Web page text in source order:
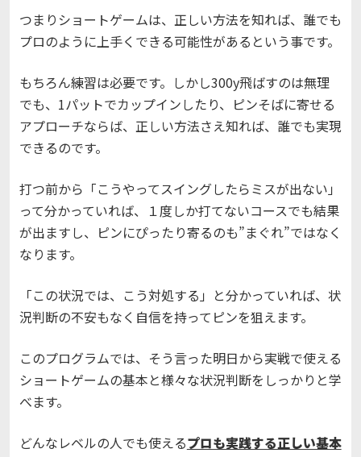
つまりショートゲームは、正しい方法を知れば、誰でも
プロのように上手くできる可能性があるという事です。
もちろん練習は必要です。 しかし300y飛ばすのは無理
でも、1パットでカップインしたり、ピンそばに寄せる
アプローチならば、正しい方法さえ知れば、誰でも実現
できるのです。
打つ前から「こうやってスイングしたらミスが出ない」
って分かっていれば、１度しか打てないコースでも結果
が出ますし、ピンにぴったり寄るのも”まぐれ”ではなく
なります。
「この状況では、こう対処する」と分かっていれば、状
況判断の不安もなく自信を持ってピンを狙えます。
このプログラムでは、そう言った明日から実戦で使える
ショートゲームの基本と様々な状況判断をしっかりと学
べます。
どんなレベルの人でも使えるプロも実践する正しい基本